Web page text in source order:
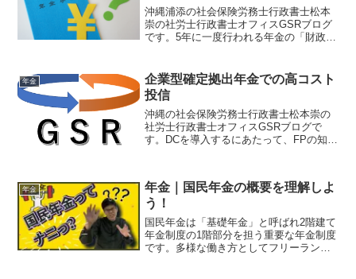
沖縄浦添の社会保険労務士行政書士松本
崇の社労士行政書士オフィスGSRブログ
です。5年に一度行われる年金の「財政検
えあれば憂いなし。年金についてより深
く理解しましょう。
年金
企業型確定拠出年金での高コスト
投信
沖縄の社会保険労務士行政書士松本崇の
社労士行政書士オフィスGSRブログで
す。DCを導入するにあたって、FPの知識
年金
年金｜国民年金の概要を理解しよ
う！
国民年金は「基礎年金」と呼ばれ2階建て
年金制度の1階部分を担う重要な年金制度
です。多様な働き方としてフリーランス